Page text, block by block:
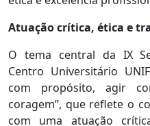
Atuação crítica, ética e
O tema central da IX
Centro Universitário
com propósito, agir
coragem”, que reflete o
com uma atuação